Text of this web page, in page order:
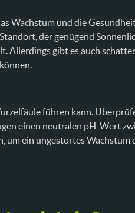
Wachstum und die
der genügend
Allerdings gibt es auch
führen kann.
einen neutralen pH-Wert
um ein ungestörtes Wachstum